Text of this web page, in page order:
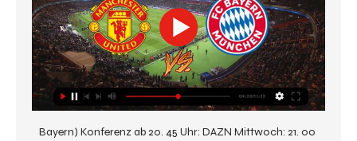
Bayern) Konferenz ab 20. 45 Uhr: DAZN Mittwoch: 21. 00